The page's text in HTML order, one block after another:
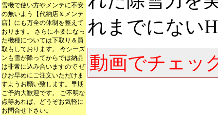
雪機で使い方やメンテに不安
の無いよう【代納店＆メンテ
店】にも万全の体制を整えて
おります。 さらに不要になっ
た機種については下取り＆買
取もしております。 今シーズ
ンも雪が降ってからでは納品
は非常に込み合いますので ぜ
ひお早めにご注文いただけま
すようお願い致します。早期
ご予約大歓迎です。 ご不明な
点等あれば、どうぞお気軽に
お問合せ下さい。
れまでにない
動画でチェッ